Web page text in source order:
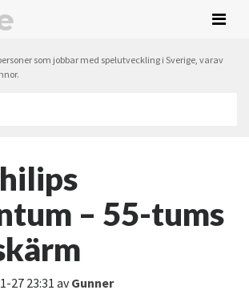
som jobbar med spelutveckling i Sverige, varav
– 55-tums
27 23:31avGunner